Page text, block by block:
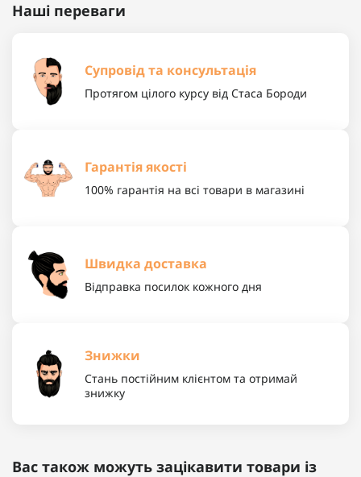
Наші переваги
Супровід та консультація
Протягом цілого курсу від Стаса Бороди
Гарантія якості
100% гарантія на всі товари в магазині
Швидка доставка
Відправка посилок кожного дня
Знижки
Стань постійним клієнтом та отримай
знижку
Вас також можуть зацікавити товари із